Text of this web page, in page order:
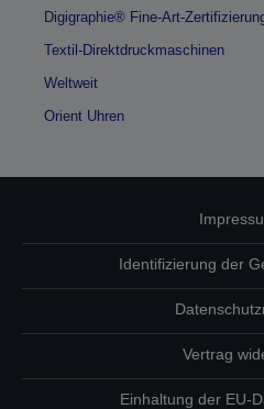
Digigraphie® Fine-Art-
Textil-Direktdruckmaschinen
Weltweit
Orient Uhren
Identifizierung der
Vertrag
Einhaltung der EU-